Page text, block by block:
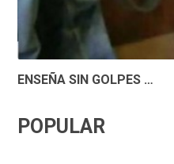
ENSEÑA SIN GOLPES …
POPULAR